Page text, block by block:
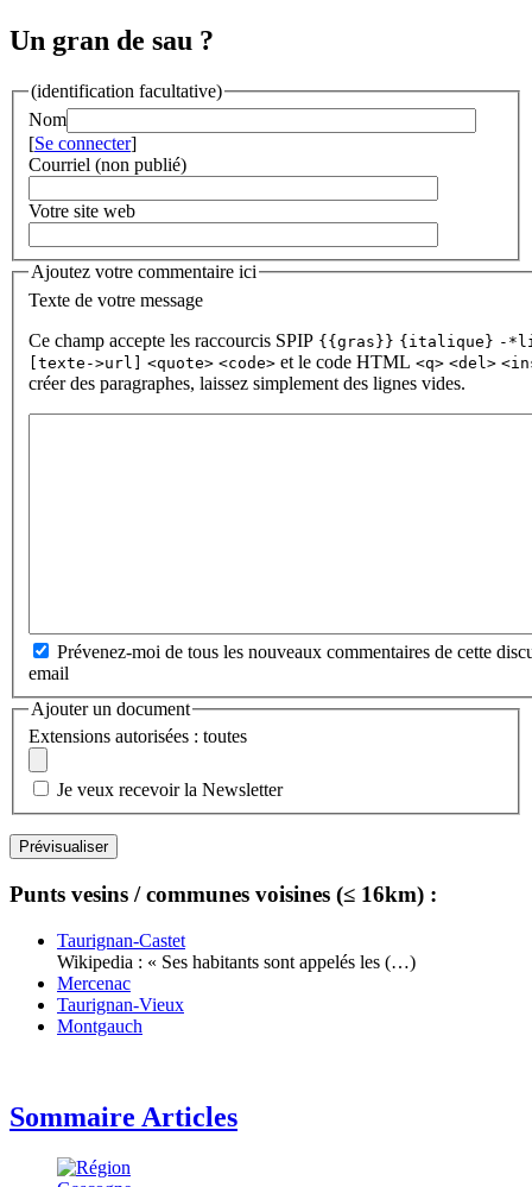
Un gran de sau ?
(identification facultative)
Nom
[Se connecter]
Courriel (non publié)
Votre site web
Ajoutez votre commentaire ici
Texte de votre message
Ce champ accepte les raccourcis SPIP {{gras}} {italique} -
[texte->url] <quote> <code> et le code HTML <q> <del>
créer des paragraphes, laissez simplement des lignes vides.
Prévenez-moi de tous les nouveaux commentaires de cette
email
Ajouter un document
Extensions autorisées : toutes
Je veux recevoir la Newsletter
Punts vesins / communes voisines (≤ 16km) :
Taurignan-Castet
Wikipedia : « Ses habitants sont appelés les (…)
Mercenac
Taurignan-Vieux
Montgauch
Sommaire Articles